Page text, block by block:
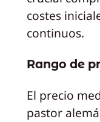
costes
continuos.
Rango de
El precio
pastor